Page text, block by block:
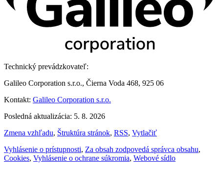
Technický prevádzkovateľ:
Galileo Corporation s.r.o., Čierna Voda 468, 925 06
Kontakt: Galileo Corporation s.r.o.
Posledná aktualizácia: 5. 8. 2026
Zmena vzhľadu, Štruktúra stránok, RSS, Vytlačiť
Vyhlásenie o prístupnosti, Za obsah zodpovedá správca obsahu,
Cookies, Vyhlásenie o ochrane súkromia, Webové sídlo